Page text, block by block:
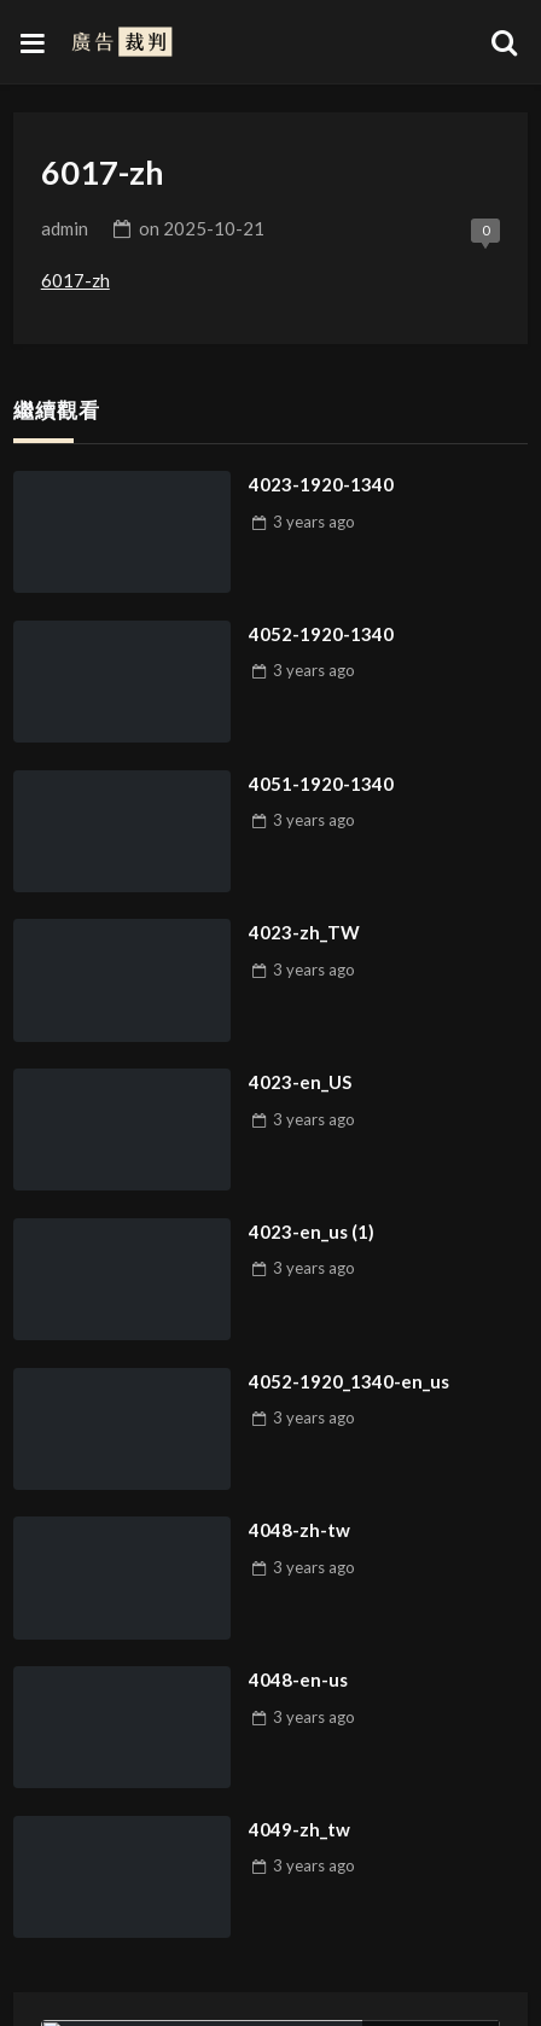
6017-zh
admin on 2025-10-21 0
6017-zh
繼續觀看
4023-1920-1340
3 years ago
4052-1920-1340
3 years ago
4051-1920-1340
3 years ago
4023-zh_TW
3 years ago
4023-en_US
3 years ago
4023-en_us (1)
3 years ago
4052-1920_1340-en_us
3 years ago
4048-zh-tw
3 years ago
4048-en-us
3 years ago
4049-zh_tw
3 years ago